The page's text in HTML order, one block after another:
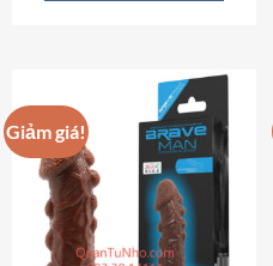
nhiều
biến
thể.
Các
tùy
chọn
Giảm giá!